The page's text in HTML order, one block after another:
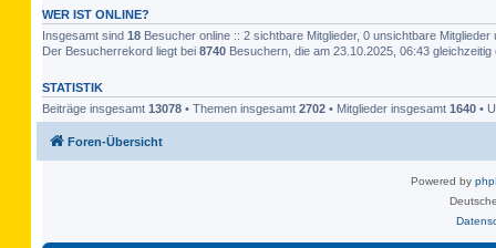
WER IST ONLINE?
Insgesamt sind 18 Besucher online :: 2 sichtbare Mitglieder, 0 unsichtbare
Der Besucherrekord liegt bei 8740 Besuchern, die am 23.10.2025, 06:43 gleichzeitig
STATISTIK
Beiträge insgesamt 13078 • Themen insgesamt 2702 • Mitglieder insgesamt 1640 •
Foren-Übersicht
Powered by